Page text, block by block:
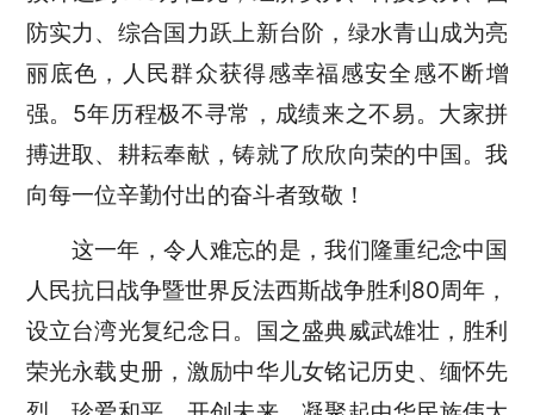
防实力、综合国力跃上新台阶，绿水青山成为亮
丽底色，人民群众获得感幸福感安全感不断增
强。5年历程极不寻常，成绩来之不易。大家拼
搏进取、耕耘奉献，铸就了欣欣向荣的中国。我
向每一位辛勤付出的奋斗者致敬！
这一年，令人难忘的是，我们隆重纪念中国
人民抗日战争暨世界反法西斯战争胜利80周年，
设立台湾光复纪念日。国之盛典威武雄壮，胜利
荣光永载史册，激励中华儿女铭记历史、缅怀先